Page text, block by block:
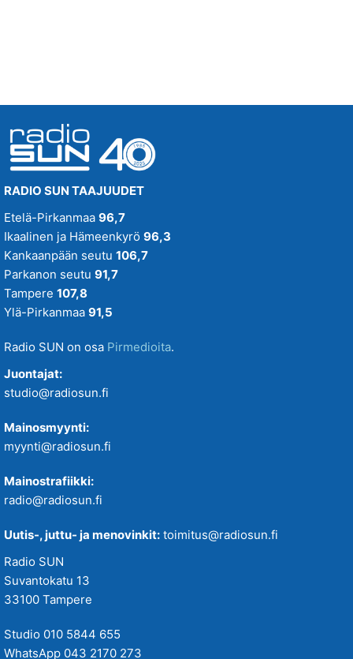
RADIO SUN TAAJUUDET
Etelä-Pirkanmaa 96,7
Ikaalinen ja Hämeenkyrö 96,3
Kankaanpään seutu 106,7
Parkanon seutu 91,7
Tampere 107,8
Ylä-Pirkanmaa 91,5
Radio SUN on osa Pirmedioita.
Juontajat:
studio@radiosun.fi
Mainosmyynti:
myynti@radiosun.fi
Mainostrafiikki:
radio@radiosun.fi
Uutis-, juttu- ja menovinkit: toimitus@radiosun.fi
Radio SUN
Suvantokatu 13
33100 Tampere
Studio 010 5844 655
WhatsApp 043 2170 273